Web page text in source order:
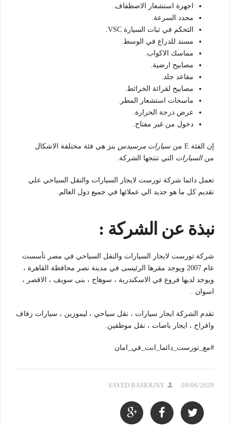
اجهزة استشعار الاصطفاف.
محدد السرعة.
التحكم في ثبات السيارة VSC.
مسند للدراع في الوسط.
مماسك الاكواب.
مصابيح ارضية.
مقاعد جلد.
مصابيح لقرائة الخرائط.
ماسحات استشعار المطر.
عرض درجة الحرارة.
دخول من غير مفتاح.
إن الفئة E من سيارات مرسيدس بنز هي فئة مختلفة الاشكال
منالسيارات التي تنتجها الشركة.
تعمل دائما شركة تورست لايجار السيارات والنقل السياحي علي
تقديم كل ما هو جديد الي عملائها في جميع دول العالم.
نبذة عن الشركة :
شركة تورست لايجار السيارات والنقل السياحي في مصر تأسست
عام 2007 ويوجد مقرها الرئيسى في مدينة نصر محافظة القاهرة ،
ويوجد لديها فروع في الاسكندرية ، سوهاج ، بنى سويف ، الاقصر ،
اسوان .
تقدم الشركة ايجار سيارات ، نقل سياحي ، ليموزين ، سيارات زفاف
وافراح ، ايجار باصات ، نقل موظفين.
#مع_تورست_دائما_انت_في_امان
09/06/2020
SAYED BASIOUNY